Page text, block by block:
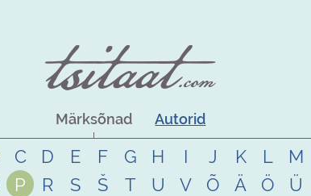
Märksõnad Autorid
C D E F G H I J K L
M
P R S Š T U V Õ Ä Ö Ü